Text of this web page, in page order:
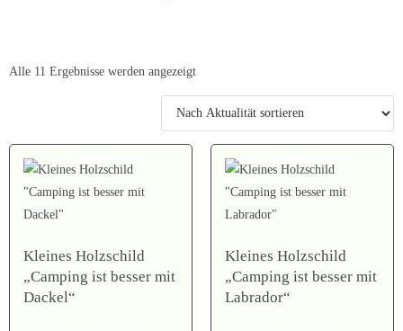
Alle 11 Ergebnisse werden angezeigt
Kleines Holzschild
„Camping ist besser mit
Dackel“
Kleines Holzschild
„Camping ist besser mit
Labrador“